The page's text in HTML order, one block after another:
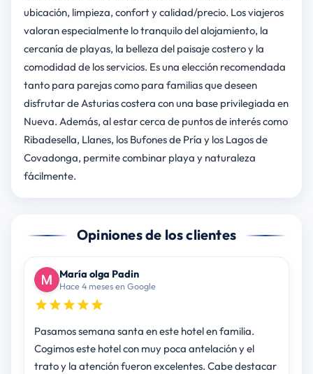
ubicación, limpieza, confort y calidad/precio. Los viajeros
valoran especialmente lo tranquilo del alojamiento, la
cercanía de playas, la belleza del paisaje costero y la
comodidad de los servicios. Es una elección recomendada
tanto para parejas como para familias que deseen
disfrutar de Asturias costera con una base privilegiada en
Nueva. Además, al estar cerca de puntos de interés como
Ribadesella, Llanes, los Bufones de Pría y los Lagos de
Covadonga, permite combinar playa y naturaleza
fácilmente.
Opiniones de los clientes
María olga Padin
Hace 4 meses en Google
Pasamos semana santa en este hotel en familia.
Cogimos este hotel con muy poca antelación y el
trato y la atención fueron excelentes. Cabe destacar